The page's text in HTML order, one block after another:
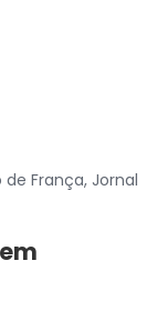
França, Jornal